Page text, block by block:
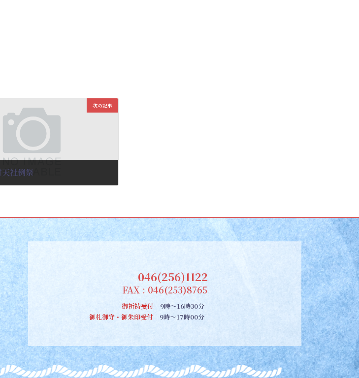
次の記事
社例祭
046(256)1122
FAX : 046(253)8765
御祈祷受付 9時～16時30分
御札御守・御朱印受付 9時～17時00分